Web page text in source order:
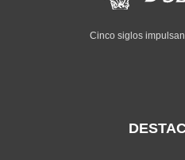
Cinco siglos